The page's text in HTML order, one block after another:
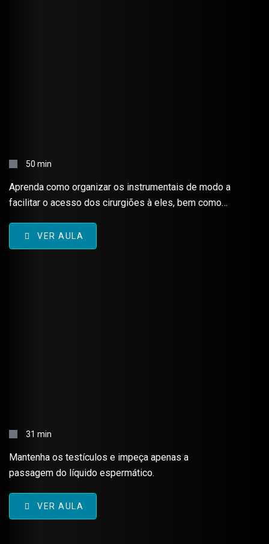
50 min
Aprenda como organizar os instrumentais de modo a
facilitar o acesso dos cirurgiões à eles, bem como
cirúrgico.VER AULA
31 min
Mantenha os testículos e impeça apenas a
passagem do líquido espermático.
VER AULA